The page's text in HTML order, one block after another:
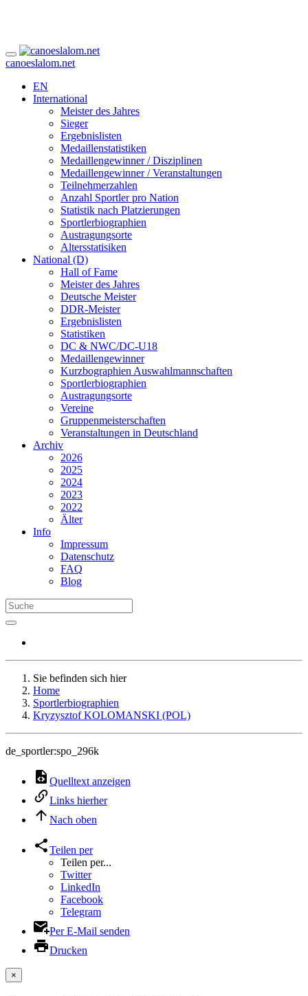
canoeslalom.net
EN
International
Meister des Jahres
Sieger
Ergebnislisten
Medaillenstatistiken
Medaillengewinner / Disziplinen
Medaillengewinner / Veranstaltungen
Teilnehmerzahlen
Anzahl Sportler pro Nation
Statistik nach Platzierungen
Sportlerbiographien
Austragungsorte
Altersstatisiken
National (D)
Hall of Fame
Meister des Jahres
Deutsche Meister
DDR-Meister
Ergebnislisten
Statistiken
DC & NWC/DC-U18
Medaillengewinner
Kurzbographien Auswahlmannschaften
Sportlerbiographien
Austragungsorte
Vereine
Gruppenmeisterschaften
Veranstaltungen in Deutschland
Archiv
2026
2025
2024
2023
2022
Älter
Info
Impressum
Datenschutz
FAQ
Blog
Sie befinden sich hier
Home
Sportlerbiographien
Kryzysztof KOLOMANSKI (POL)
de_sportler:spo_296k
Quelltext anzeigen
Links hierher
Nach oben
Teilen per
Teilen per...
Twitter
LinkedIn
Facebook
Telegram
Per E-Mail senden
Drucken
×